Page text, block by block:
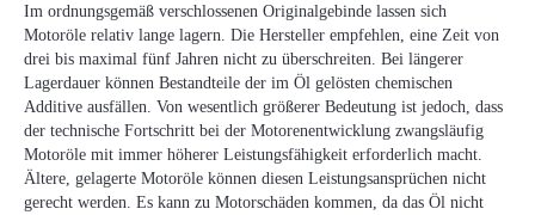
Im ordnungsgemäß verschlossenen Originalgebinde lassen sich
Motoröle relativ lange lagern. Die Hersteller empfehlen, eine Zeit von
drei bis maximal fünf Jahren nicht zu überschreiten. Bei längerer
Lagerdauer können Bestandteile der im Öl gelösten chemischen
Additive ausfällen. Von wesentlich größerer Bedeutung ist jedoch, dass
der technische Fortschritt bei der Motorenentwicklung zwangsläufig
Motoröle mit immer höherer Leistungsfähigkeit erforderlich macht.
Ältere, gelagerte Motoröle können diesen Leistungsansprüchen nicht
gerecht werden. Es kann zu Motorschäden kommen, da das Öl nicht